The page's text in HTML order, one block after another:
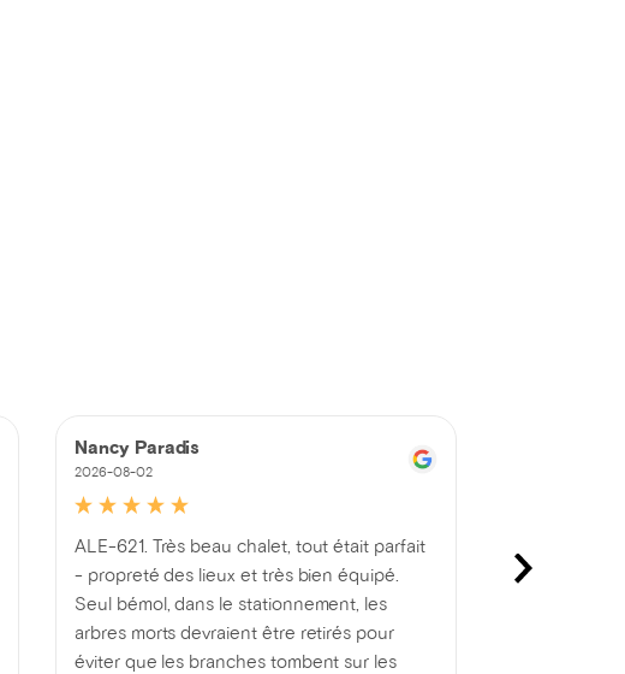
Nancy Paradis
2026-08-02
ALE-621. Très beau chalet, tout était parfait
- propreté des lieux et très bien équipé.
Seul bémol, dans le stationnement, les
arbres morts devraient être retirés pour
éviter que les branches tombent sur les